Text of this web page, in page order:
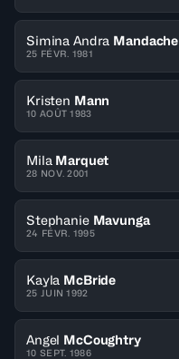
Simina Andra Mandache
25 FÉVR. 1981
Kristen Mann
10 AOÛT 1983
Mila Marquet
28 NOV. 2001
Stephanie Mavunga
24 FÉVR. 1995
Kayla McBride
25 JUIN 1992
Angel McCoughtry
10 SEPT. 1986